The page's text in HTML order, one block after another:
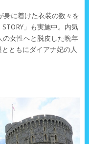
身に着けた衣装の数々を
」も実施中。内気
女性へと脱皮した晩年
ともにダイアナ妃の人